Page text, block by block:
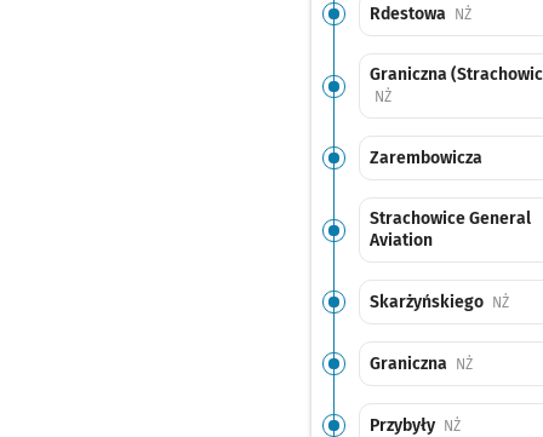
Rdestowa NŻPrzystanek
Graniczna
NŻPrzystanek na życzenie
Zarembowicza
Strachowice General
Aviation
Skarżyńskiego NŻ
Graniczna NŻPrzystanek
Przybyły NŻPrzystanek